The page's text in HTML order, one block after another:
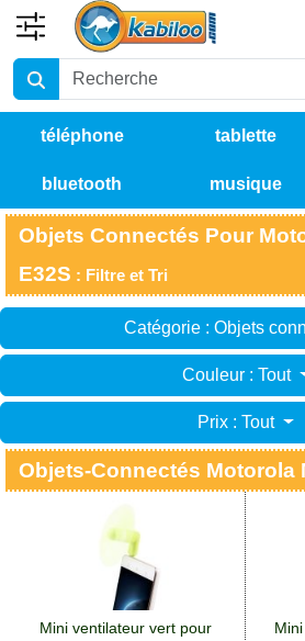
téléphone tablette
bluetooth musique
Objets Connectés Pour
E32S : Filtre et Tri
Catégorie : Objets
Couleur : Tout
Prix : Tout
Objets-Connectés Motorola
Mini ventilateur vert pour